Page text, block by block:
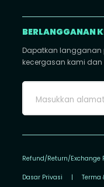
BERLANGGANAN
Dapatkan langganan
kecergasan kami
Refund/Return/Exchange
Dasar Privasi | Terma